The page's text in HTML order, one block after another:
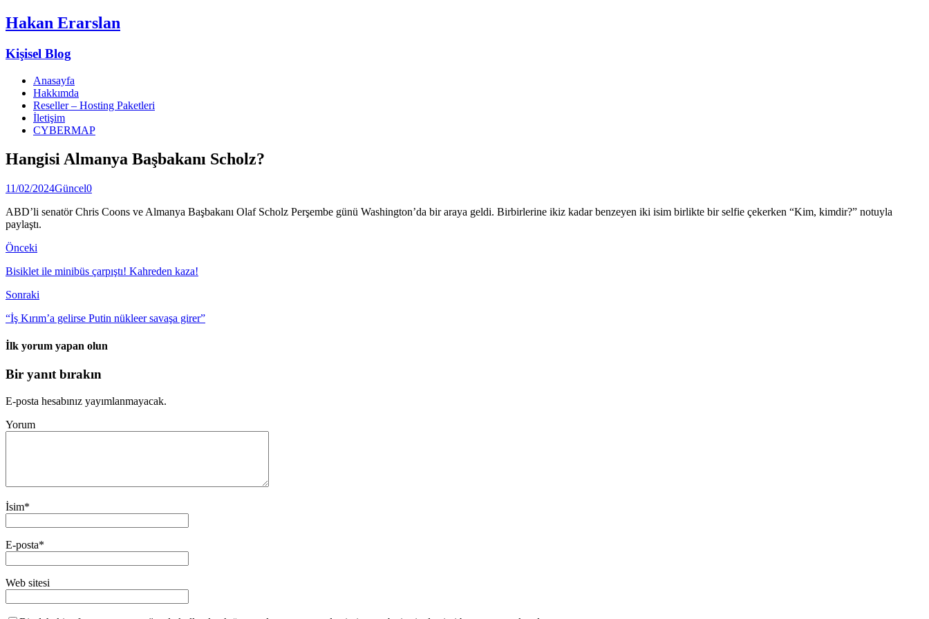
Hakan Erarslan
Kişisel Blog
Anasayfa
Hakkımda
Reseller – Hosting Paketleri
İletişim
CYBERMAP
Hangisi Almanya Başbakanı Scholz?
11/02/2024Güncel0
ABD’li senatör Chris Coons ve Almanya Başbakanı Olaf Scholz Perşembe günü Washington’da bir araya geldi. Birbirlerine ikiz kadar benzeyen iki isim birlikte bir selfie çekerken “Kim, kimdir?” notuyla
paylaştı.
Önceki
Bisiklet ile minibüs çarpıştı! Kahreden kaza!
Sonraki
“İş Kırım’a gelirse Putin nükleer savaşa girer”
İlk yorum yapan olun
Bir yanıt bırakın
E-posta hesabınız yayımlanmayacak.
Yorum
İsim*
E-posta*
Web sitesi